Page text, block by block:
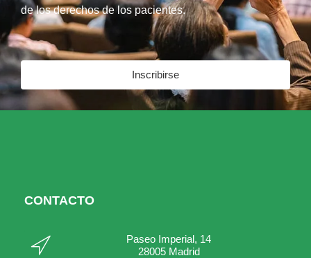
de los derechos de los pacientes.
Inscribirse
CONTACTO
Paseo Imperial, 14
28005 Madrid